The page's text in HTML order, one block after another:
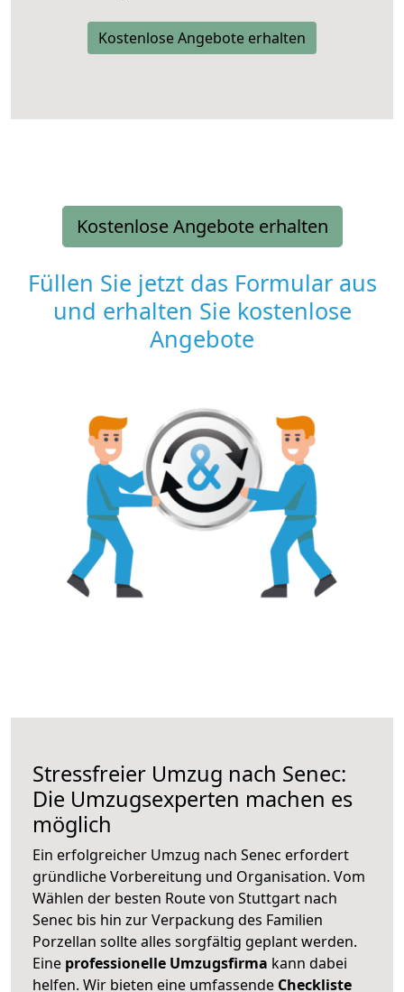
Kostenlose Angebote erhalten
Kostenlose Angebote erhalten
Füllen Sie jetzt das Formular aus
und erhalten Sie kostenlose
Angebote
Stressfreier Umzug nach Senec:
Die Umzugsexperten machen es
möglich
Ein erfolgreicher Umzug nach Senec erfordert
gründliche Vorbereitung und Organisation. Vom
Wählen der besten Route von Stuttgart nach
Senec bis hin zur Verpackung des Familien
Porzellan sollte alles sorgfältig geplant werden.
Eine professionelle Umzugsfirma kann dabei
helfen. Wir bieten eine umfassende Checkliste